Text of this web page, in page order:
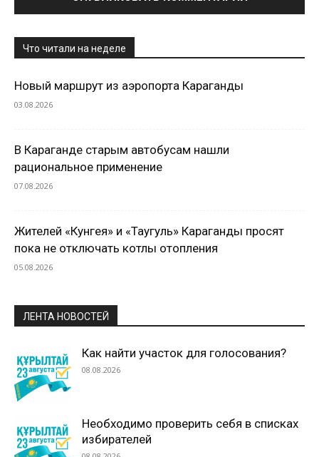
Что читали на неделе
Новый маршрут из аэропорта Караганды
03.08.2026
В Караганде старым автобусам нашли
рациональное применение
07.08.2026
Жителей «Кунгея» и «Таугуль» Караганды просят
пока не отключать котлы отопления
05.08.2026
ЛЕНТА НОВОСТЕЙ
Как найти участок для голосования?
08.08.2026
Необходимо проверить себя в списках
избирателей